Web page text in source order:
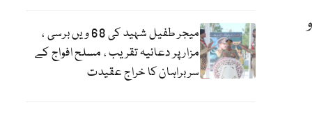
میجر طفیل شہید کی 68 ویں برسی ،
مزار پر دعائیہ تقریب ، مسلح افواج کے
سربراہان کا خراج عقیدت